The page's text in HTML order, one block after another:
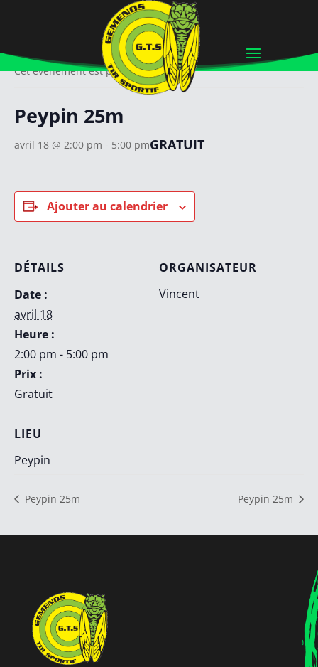
« Tous les Évènements
Cet évènement est passé.
Peypin 25m
avril 18 @ 2:00 pm - 5:00 pmGRATUIT
Ajouter au calendrier
DÉTAILS
Date :
avril 18
Heure :
2:00 pm - 5:00 pm
Prix :
Gratuit
ORGANISATEUR
Vincent
LIEU
Peypin
Peypin 25m Peypin 25m